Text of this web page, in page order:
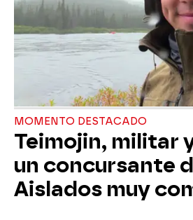
MOMENTO DESTACADO
Teimojin, militar
un concursante
Aislados muy